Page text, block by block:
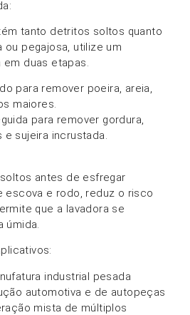
tanto detritos soltos quanto
pegajosa, utilize um
duas etapas.
para remover poeira, areia,
maiores.
para remover gordura,
e sujeira incrustada.
antes de esfregar
escova e rodo, reduz o risco
que a lavadora se
úmida.
industrial pesada
automotiva e de autopeças
mista de múltiplos